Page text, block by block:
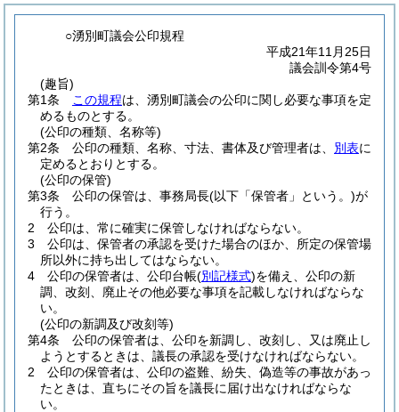
○湧別町議会公印規程
平成21年11月25日
議会訓令第4号
(趣旨)
第1条
この規程は、湧別町議会の公印に関し必要な事項を定
めるものとする。
(公印の種類、名称等)
第2条
公印の種類、名称、寸法、書体及び管理者は、 別表に
定めるとおりとする。
(公印の保管)
第3条
公印の保管は、事務局長(以下「保管者」という。)が
行う。
2
公印は、常に確実に保管しなければならない。
3
公印は、保管者の承認を受けた場合のほか、所定の保管場
所以外に持ち出してはならない。
4
公印の保管者は、公印台帳(別記様式)を備え、公印の新
調、改刻、廃止その他必要な事項を記載しなければならな
い。
(公印の新調及び改刻等)
第4条
公印の保管者は、公印を新調し、改刻し、又は廃止し
ようとするときは、議長の承認を受けなければならない。
2
公印の保管者は、公印の盗難、紛失、偽造等の事故があっ
たときは、直ちにその旨を議長に届け出なければならな
い。